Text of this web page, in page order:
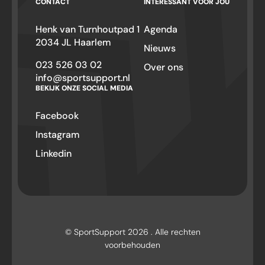
Henk van Turnhoutpad 1
2034 JL Haarlem
023 526 03 02
info@sportsupport.nl
Agenda
Nieuws
Over ons
BEKIJK ONZE SOCIAL MEDIA
Facebook
Instagram
Linkedin
© SportSupport 2026 . Alle rechten
voorbehouden